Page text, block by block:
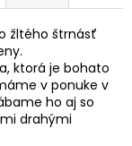
žltého štrnásť
ktorá je bohato
v ponuke v
ho aj so
drahými